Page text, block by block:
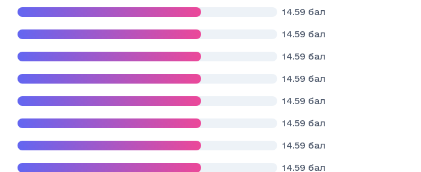
14.59 бал
14.59 бал
14.59 бал
14.59 бал
14.59 бал
14.59 бал
14.59 бал
14.59 бал